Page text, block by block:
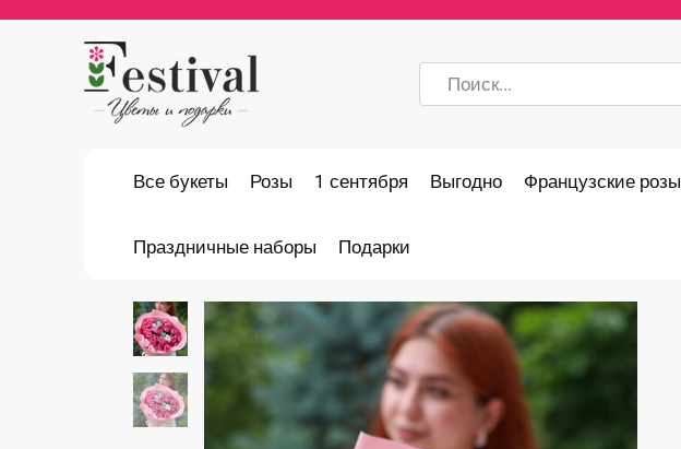
содержанию
Search
Все букеты Розы 1 сентября Выгодно Французские розы
Праздничные наборы Подарки